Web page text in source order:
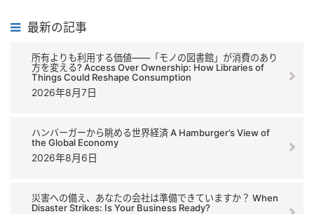
最新の記事
所有よりも利用する価値――「モノの図書館」が消費のあり
方を変える? Access Over Ownership: How Libraries of
Things Could Reshape Consumption
2026年8月7日
ハンバーガーから眺める世界経済 A Hamburger’s View of
the Global Economy
2026年8月6日
災害への備え、あなたの会社は準備できていますか？ When
Disaster Strikes: Is Your Business Ready?